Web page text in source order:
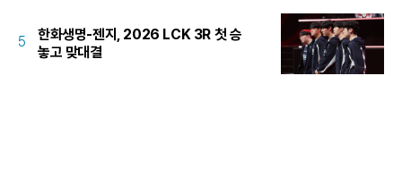
5
한화생명-젠지, 2026 LCK 3R 첫 승
놓고 맞대결